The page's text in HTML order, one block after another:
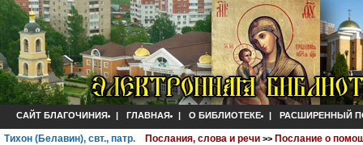
САЙТ БЛАГОЧИНИЯ | ГЛАВНАЯ | О БИБЛИОТЕКЕ | РАСШИРЕННЫЙ
Тихон (Белавин), свт., патр. Послания, слова и речи >> Послание о